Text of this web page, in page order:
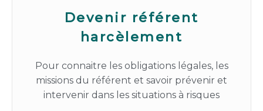
Devenir référent
harcèlement
Pour connaitre les obligations légales, les
missions du référent et savoir prévenir et
intervenir dans les situations à risques